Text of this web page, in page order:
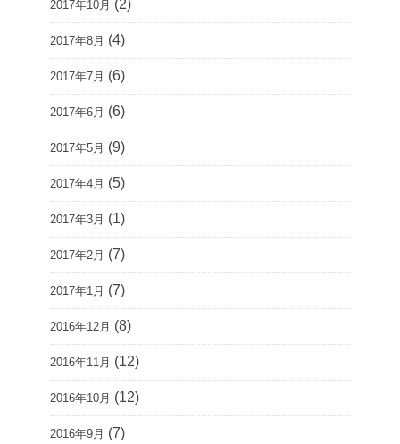
2017年10月 (2)
2017年8月 (4)
2017年7月 (6)
2017年6月 (6)
2017年5月 (9)
2017年4月 (5)
2017年3月 (1)
2017年2月 (7)
2017年1月 (7)
2016年12月 (8)
2016年11月 (12)
2016年10月 (12)
2016年9月 (7)